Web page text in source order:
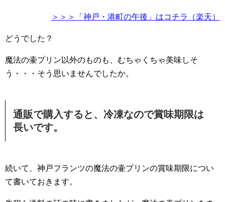
＞＞＞「神戸・港町の午後」はコチラ（楽天）
どうでした？
魔法の壷プリン以外のものも、むちゃくちゃ美味しそ
う・・・そう思いませんでしたか。
通販で購入すると、冷凍なので賞味期限は
長いです。
続いて、神戸フランツの魔法の壷プリンの賞味期限につい
て書いておきます。